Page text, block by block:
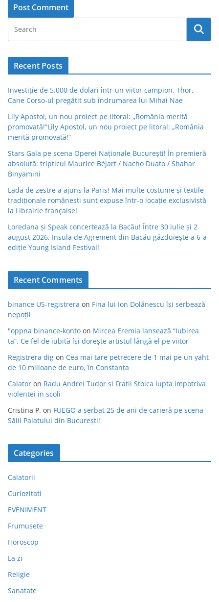
Recent Posts
Investiție de 5.000 de dolari într-un viitor campion. Thor,
Cane Corso-ul pregătit sub îndrumarea lui Mihai Nae
Lily Apostol, un nou proiect pe litoral: „România merită
promovată!”Lily Apostol, un nou proiect pe litoral: „România
merită promovată!”
Stars Gala pe scena Operei Naționale București! În premieră
absolută: tripticul Maurice Béjart / Nacho Duato / Shahar
Binyamini
Lada de zestre a ajuns la Paris! Mai multe costume și textile
tradiționale românești sunt expuse într-o locație exclusivistă
la Librairie française!
Loredana și Speak concertează la Bacău! Între 30 iulie și 2
august 2026, Insula de Agrement din Bacău găzduiește a 6-a
ediție Young Island Festival!
Recent Comments
binance US-registrera on Fina lui Ion Dolănescu își serbează
nepoții
"oppna binance-konto on Mircea Eremia lansează “Iubirea
ta”. Ce fel de iubită își dorește artistul lângă el pe viitor
Registrera dig on Cea mai tare petrecere de 1 mai pe un yaht
de 10 milioane de euro, în Constanța
Calator on Radu Andrei Tudor si Fratii Stoica lupta impotriva
violentei in scoli
Cristina P. on FUEGO a serbat 25 de ani de carieră pe scena
Sălii Palatului din București!
Categories
Calatorii
Curiozitati
EVENIMENT
Frumusete
Horoscop
La zi
Religie
Sanatate